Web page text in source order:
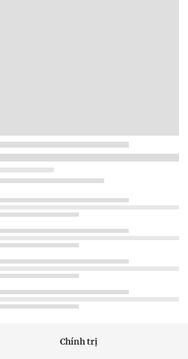
Chính trị